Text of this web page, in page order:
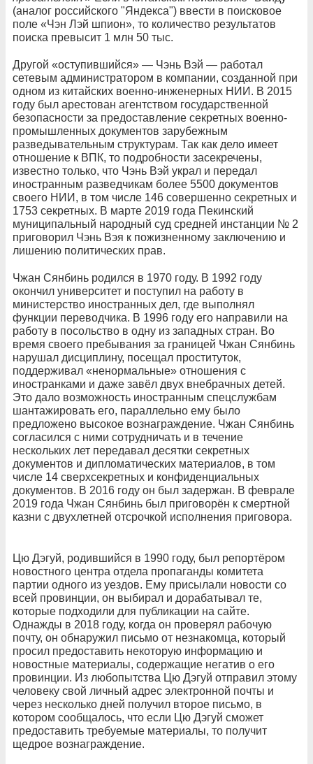
(аналог российского "Яндекса") ввести в поисковое
поле «Чэн Лэй шпион», то количество результатов
поиска превысит 1 млн 50 тыс.
Другой «оступившийся» — Чэнь Вэй — работал
сетевым администратором в компании, созданной при
одном из китайских военно-инженерных НИИ. В 2015
году был арестован агентством государственной
безопасности за предоставление секретных военно-
промышленных документов зарубежным
разведывательным структурам. Так как дело имеет
отношение к ВПК, то подробности засекречены,
известно только, что Чэнь Вэй украл и передал
иностранным разведчикам более 5500 документов
своего НИИ, в том числе 146 совершенно секретных и
1753 секретных. В марте 2019 года Пекинский
муниципальный народный суд средней инстанции № 2
приговорил Чэнь Вэя к пожизненному заключению и
лишению политических прав.
Чжан Сянбинь родился в 1970 году. В 1992 году
окончил университет и поступил на работу в
министерство иностранных дел, где выполнял
функции переводчика. В 1996 году его направили на
работу в посольство в одну из западных стран. Во
время своего пребывания за границей Чжан Сянбинь
нарушал дисциплину, посещал проституток,
поддерживал «ненормальные» отношения с
иностранками и даже завёл двух внебрачных детей.
Это дало возможность иностранным спецслужбам
шантажировать его, параллельно ему было
предложено высокое вознаграждение. Чжан Сянбинь
согласился с ними сотрудничать и в течение
нескольких лет передавал десятки секретных
документов и дипломатических материалов, в том
числе 14 сверхсекретных и конфиденциальных
документов. В 2016 году он был задержан. В феврале
2019 года Чжан Сянбинь был приговорён к смертной
казни с двухлетней отсрочкой исполнения приговора.
Цю Дэгуй, родившийся в 1990 году, был репортёром
новостного центра отдела пропаганды комитета
партии одного из уездов. Ему присылали новости со
всей провинции, он выбирал и дорабатывал те,
которые подходили для публикации на сайте.
Однажды в 2018 году, когда он проверял рабочую
почту, он обнаружил письмо от незнакомца, который
просил предоставить некоторую информацию и
новостные материалы, содержащие негатив о его
провинции. Из любопытства Цю Дэгуй отправил этому
человеку свой личный адрес электронной почты и
через несколько дней получил второе письмо, в
котором сообщалось, что если Цю Дэгуй сможет
предоставить требуемые материалы, то получит
щедрое вознаграждение.